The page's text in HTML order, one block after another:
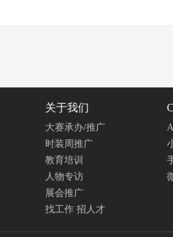
关于我们
大赛承办/推广
时装周推广
教育培训
人物专访
展会推广
找工作 招人才